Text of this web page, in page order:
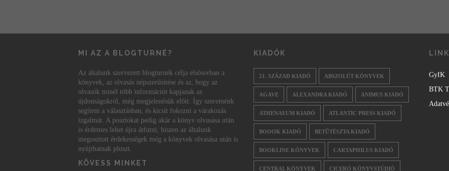
MI AZ A BLOGTURNÉ?
Az általunk szervezett blogturnék célja elsősorban a
könyvek, az olvasás népszerűsítése és az, hogy az
olvasók minél több információt kapjanak az
újdonságokról, még megjelenésük előtt. Így szeretnénk
segíteni a választásban, és kicsit fokozni a várakozás
izgalmát. A posztokat pedig akár a könyv olvasása után
is érdemes lehet újra átfutni, hiszen az általunk
megosztott érdekességek még a könyvek olvasása után is
nyújthatnak pluszt.
KÖVESS MINKET
KIADÓK
21. SZÁZAD KIADÓ ABSZOLÚT KÖNYVEK
AGAVE ALEXANDRA KIADÓ ANIMUS KIADÓ
ATHENAEUM KIADÓ ATLANTIC PRESS KIADÓ
BOOOK KIADÓ BETŰTÉSZTA KIADÓ
BOOKLINE KÖNYVEK CARTAPHILUS KIADÓ
CENTRAL KÖNYVEK CICERÓ KÖNYVSTÚDIÓ
GyIK
BTK